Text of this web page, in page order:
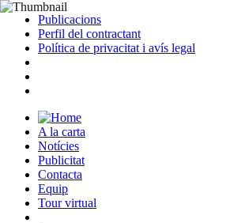
Publicacions
Perfil del contractant
Política de privacitat i avís legal
A la carta
Notícies
Publicitat
Contacta
Equip
Tour virtual